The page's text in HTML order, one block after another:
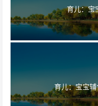
育儿：宝
育儿：宝宝